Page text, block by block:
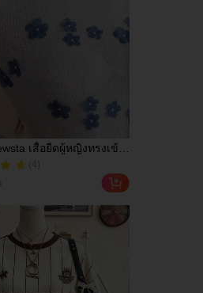
เสื้อยืดผู้หญิงทรงเข้า
ายดอกไม้ 3D สีฟ้าอ่อน
ล์ลำลอง สำหรับใส่ประจำ
ไปทำงาน และออกเดท ฤดู